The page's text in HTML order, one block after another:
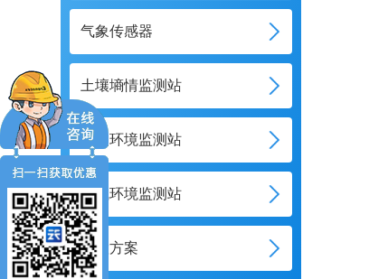
气象传感器
土壤墒情监测站
水文环境监测站
大气环境监测站
智慧方案